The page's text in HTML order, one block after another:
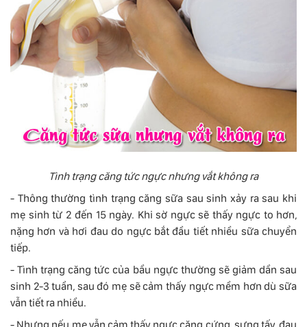
Tình trạng căng tức ngực nhưng vắt không ra
- Thông thường tình trạng căng sữa sau sinh xảy ra sau khi
mẹ sinh từ 2 đến 15 ngày. Khi sờ ngực sẽ thấy ngực to hơn,
nặng hơn và hơi đau do ngực bắt đầu tiết nhiều sữa chuyển
tiếp.
- Tình trạng căng tức của bầu ngực thường sẽ giảm dần sau
sinh 2-3 tuần, sau đó mẹ sẽ cảm thấy ngực mềm hơn dù sữa
vẫn tiết ra nhiều.